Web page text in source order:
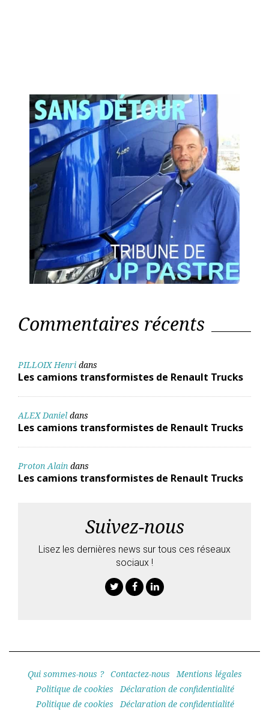
Commentaires récents
PILLOIX Henri dans
Les camions transformistes de Renault Trucks
ALEX Daniel dans
Les camions transformistes de Renault Trucks
Proton Alain dans
Les camions transformistes de Renault Trucks
Suivez-nous
Lisez les dernières news sur tous ces réseaux
sociaux !
Qui sommes-nous ? Contactez-nous
Mentions légales
Politique de cookies
Déclaration de confidentialité
Politique de cookies
Déclaration de confidentialité